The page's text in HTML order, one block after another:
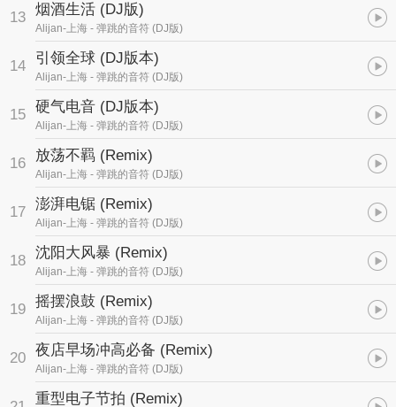
13 烟酒生活 (DJ版)
Alijan-上海 - 弹跳的音符 (DJ版)
14 引领全球 (DJ版本)
Alijan-上海 - 弹跳的音符 (DJ版)
15 硬气电音 (DJ版本)
Alijan-上海 - 弹跳的音符 (DJ版)
16 放荡不羁 (Remix)
Alijan-上海 - 弹跳的音符 (DJ版)
17 澎湃电锯 (Remix)
Alijan-上海 - 弹跳的音符 (DJ版)
18 沈阳大风暴 (Remix)
Alijan-上海 - 弹跳的音符 (DJ版)
19 摇摆浪鼓 (Remix)
Alijan-上海 - 弹跳的音符 (DJ版)
20 夜店早场冲高必备 (Remix)
Alijan-上海 - 弹跳的音符 (DJ版)
重型电子节拍 (Remix)